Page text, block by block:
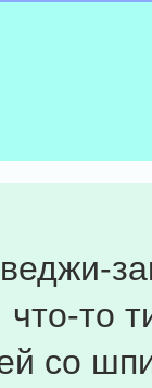
то
со